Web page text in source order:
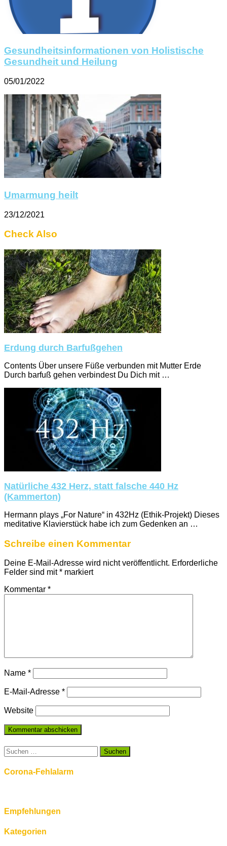
Gesundheitsinformationen von Holistische
Gesundheit und Heilung
05/01/2022
Umarmung heilt
23/12/2021
Check Also
Erdung durch Barfußgehen
Contents Über unsere Füße verbunden mit Mutter Erde
Durch barfuß gehen verbindest Du Dich mit …
Natürliche 432 Herz, statt falsche 440 Hz
(Kammerton)
Hermann plays „For Nature“ in 432Hz (Ethik-Projekt) Dieses
meditative Klavierstück habe ich zum Gedenken an …
Schreibe einen Kommentar
Deine E-Mail-Adresse wird nicht veröffentlicht. Erforderliche
Felder sind mit* markiert
Kommentar *
Name *
E-Mail-Adresse *
Website
Suchen
nach:
Corona-Fehlalarm
Empfehlungen
Kategorien